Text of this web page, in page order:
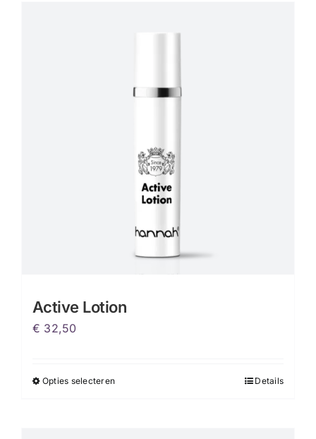
Active Lotion
€ 32,50
Opties selecterenDit
Details